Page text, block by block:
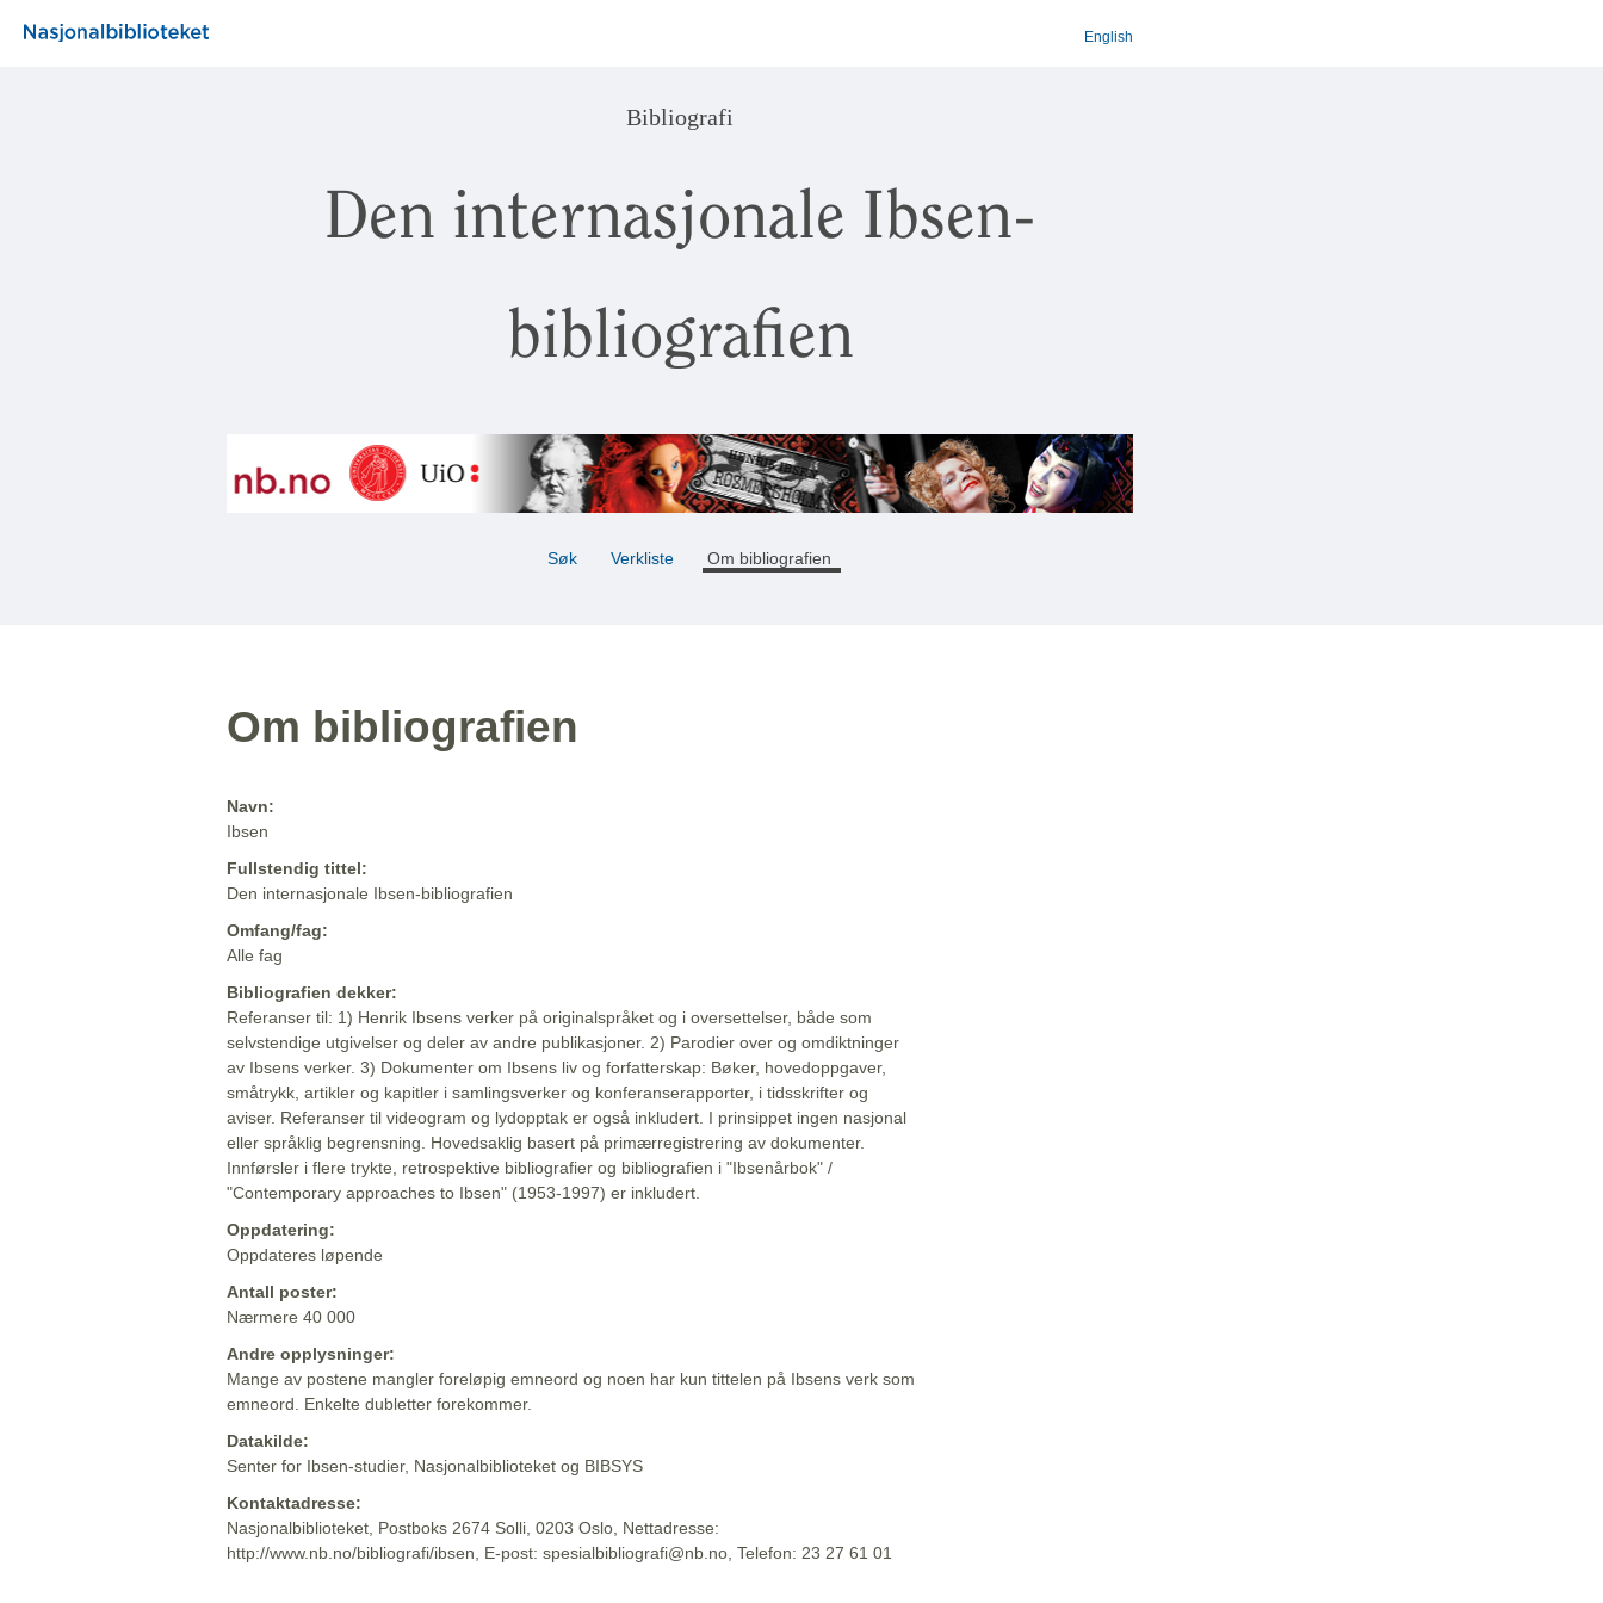
English
Bibliografi
Den internasjonale Ibsen-
bibliografien
Søk Verkliste Om bibliografien
Om bibliografien
Navn:
Ibsen
Fullstendig tittel:
Den internasjonale Ibsen-bibliografien
Omfang/fag:
Alle fag
Bibliografien dekker:
Referanser til: 1) Henrik Ibsens verker på originalspråket og i oversettelser, både som
selvstendige utgivelser og deler av andre publikasjoner. 2) Parodier over og omdiktninger
av Ibsens verker. 3) Dokumenter om Ibsens liv og forfatterskap: Bøker, hovedoppgaver,
småtrykk, artikler og kapitler i samlingsverker og konferanserapporter, i tidsskrifter og
aviser. Referanser til videogram og lydopptak er også inkludert. I prinsippet ingen nasjonal
eller språklig begrensning. Hovedsaklig basert på primærregistrering av dokumenter.
Innførsler i flere trykte, retrospektive bibliografier og bibliografien i "Ibsenårbok" /
"Contemporary approaches to Ibsen" (1953-1997) er inkludert.
Oppdatering:
Oppdateres løpende
Antall poster:
Nærmere 40 000
Andre opplysninger:
Mange av postene mangler foreløpig emneord og noen har kun tittelen på Ibsens verk som
emneord. Enkelte dubletter forekommer.
Datakilde:
Senter for Ibsen-studier, Nasjonalbiblioteket og BIBSYS
Kontaktadresse:
Nasjonalbiblioteket, Postboks 2674 Solli, 0203 Oslo, Nettadresse:
http://www.nb.no/bibliografi/ibsen, E-post: spesialbibliografi@nb.no, Telefon: 23 27 61 01